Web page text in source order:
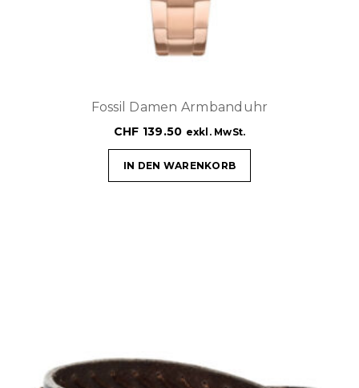
Fossil Damen Armbanduhr
CHF 139.50 exkl. MwSt.
IN DEN WARENKORB